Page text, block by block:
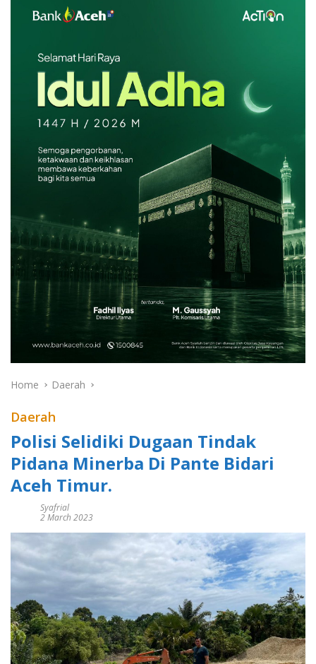
Home Daerah
Daerah
Polisi Selidiki Dugaan Tindak
Pidana Minerba Di Pante Bidari
Aceh Timur.
Syafrial
2 March 2023